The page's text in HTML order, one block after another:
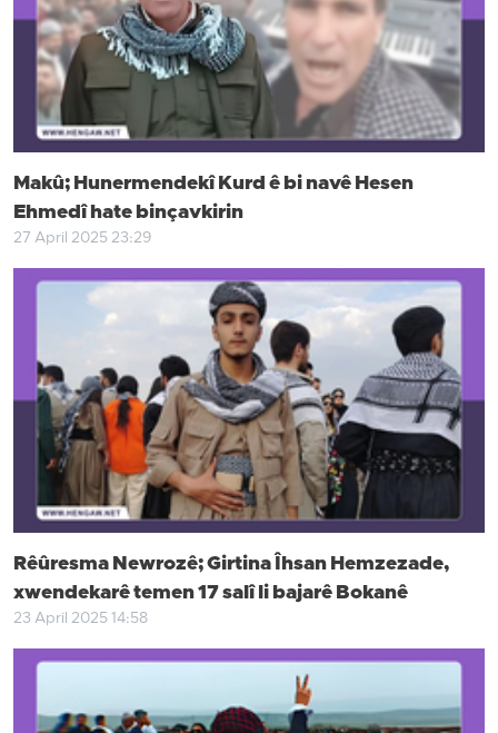
Makû; Hunermendekî Kurd ê bi navê Hesen
Ehmedî hate binçavkirin
27 April 2025 23:29
Rêûresma Newrozê; Girtina Îhsan Hemzezade,
xwendekarê temen 17 salî li bajarê Bokanê
23 April 2025 14:58